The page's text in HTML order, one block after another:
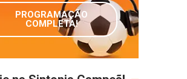
PROGRAMAÇÃO
COMPLETA!